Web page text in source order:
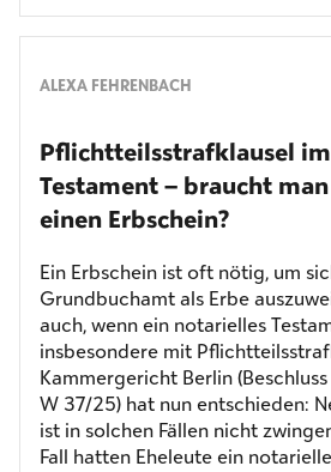
ALEXA FEHRENBACH
Pflichtteilsstrafklausel
Testament – braucht
einen Erbschein?
Ein Erbschein ist oft nötig, um
Grundbuchamt als Erbe
auch, wenn ein notarielles
insbesondere mit
Kammergericht Berlin
W 37/25) hat nun entschieden:
ist in solchen Fällen nicht
Fall hatten Eheleute ein